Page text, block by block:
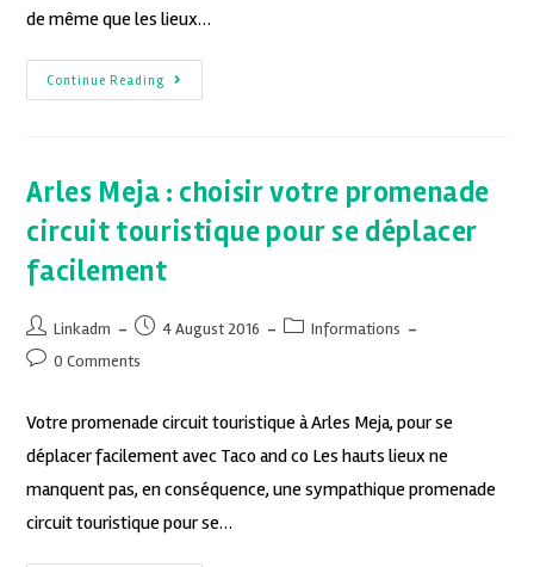
de même que les lieux…
Continue Reading
Arles Meja : choisir votre promenade
circuit touristique pour se déplacer
facilement
Linkadm 4 August 2016
Informations
0 Comments
Votre promenade circuit touristique à Arles Meja, pour se
déplacer facilement avec Taco and co Les hauts lieux ne
manquent pas, en conséquence, une sympathique promenade
circuit touristique pour se…